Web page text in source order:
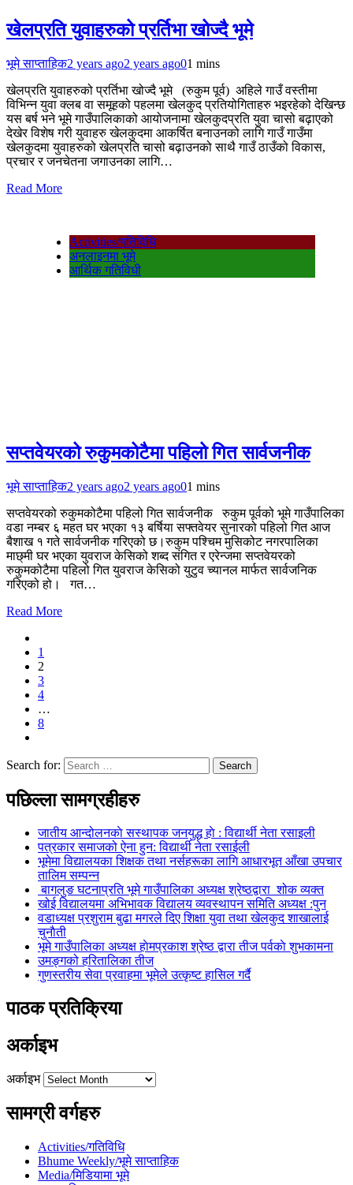
खेलप्रति युवाहरुको प्रर्तिभा खोज्दै भूमे
भूमे साप्ताहिक2 years ago2 years ago01 mins
खेलप्रति युवाहरुको प्रर्तिभा खोज्दै भूमे (रुकुम पूर्व) अहिले गाउँ वस्तीमा
विभिन्न युवा क्लब वा समूहको पहलमा खेलकुद प्रतियोगिताहरु भइरहेको देखिन्छ
यस बर्ष भने भूमे गाउँपालिकाको आयोजनामा खेलकुदप्रति युवा चासो बढ़ाएको
देखेर विशेष गरी युवाहरु खेलकुदमा आकर्षित बनाउनको लागि गाउँ गाउँमा
खेलकुदमा युवाहरुको खेलप्रति चासो बढ़ाउनको साथै गाउँ ठाउँको विकास,
प्रचार र जनचेतना जगाउनका लागि…
Read More
Activities/गतिविधि
अनलाइनमा भूमे
आर्थिक गतिविधी
सप्तवेयरको रुकुमकोटैमा पहिलो गित सार्वजनीक
भूमे साप्ताहिक2 years ago2 years ago01 mins
सप्तवेयरको रुकुमकोटैमा पहिलो गित सार्वजनीक रुकुम पूर्वको भूमे गाउँपालिका
वडा नम्बर ६ महत घर भएका १३ बर्षिया सफ्तवेयर सुनारको पहिलो गित आज
बैशाख १ गते सार्वजनीक गरिएको छ।रुकुम पश्चिम मुसिकोट नगरपालिका
माछ्मी घर भएका युवराज केसिको शब्द संगित र एरेन्जमा सप्तवेयरको
रुकुमकोटैमा पहिलो गित युवराज केसिको युटुव च्यानल मार्फत सार्वजनिक
गरिएको हो। गत…
Read More
1
2
3
4
…
8
Search for:
पछिल्ला सामग्रहीहरु
जातीय आन्दोलनकाे सस्थापक जनयुद्ध हाे : विद्यार्थी नेता रसाइली
पत्रकार समाजको ऐना हुन: विद्यार्थी नेता रसाईली
भूमेमा विद्यालयका शिक्षक तथा नर्सहरूका लागि आधारभूत आँखा उपचार
तालिम सम्पन्न
बागलुङ घटनाप्रति भूमे गाउँपालिका अध्यक्ष श्रेष्ठद्वारा शोक व्यक्त
खोई विद्यालयमा अभिभावक विद्यालय व्यवस्थापन समिति अध्यक्ष :पुन
वडाध्यक्ष प्रशुराम बुढा मगरले दिए शिक्षा युवा तथा खेलकुद शाखालाई
चुनाैती
भूमे गाउँपालिका अध्यक्ष हाेमप्रकाश श्रेष्ठ द्वारा तीज पर्वकाे शुभकामना
उमङ्गको हरितालिका तीज
गुणस्तरीय सेवा प्रवाहमा भूमेले उत्कृष्ट हासिल गर्दै
पाठक प्रतिक्रिया
अर्काइभ
अर्काइभ
सामग्री वर्गहरु
Activities/गतिविधि
Bhume Weekly/भूमे साप्ताहिक
Media/मिडियामा भूमे